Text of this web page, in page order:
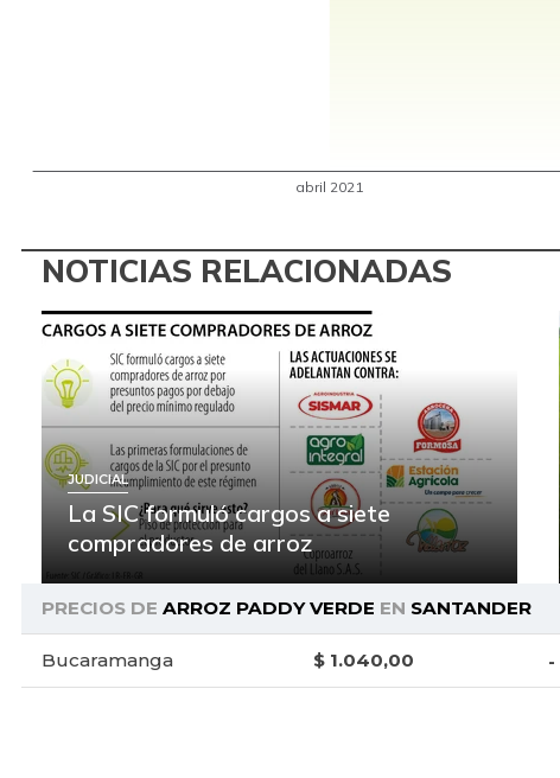
NOTICIAS RELACIONADAS
JUDICIAL
La SIC formuló cargos a siete
compradores de arroz
PRECIOS DE ARROZ PADDY VERDE EN SANTANDER
Bucaramanga $ 1.040,00 -